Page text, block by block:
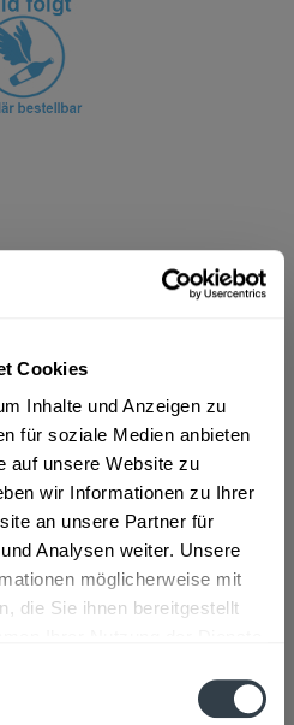
Cookies
Inhalte und Anzeigen zu
für soziale Medien anbieten
auf unsere Website zu
wir Informationen zu Ihrer
an unsere Partner für
Analysen weiter. Unsere
möglicherweise mit
die Sie ihnen bereitgestellt
Oberursel Dreieich Maintal
Neu-
Bruchköbel, Erlensee,